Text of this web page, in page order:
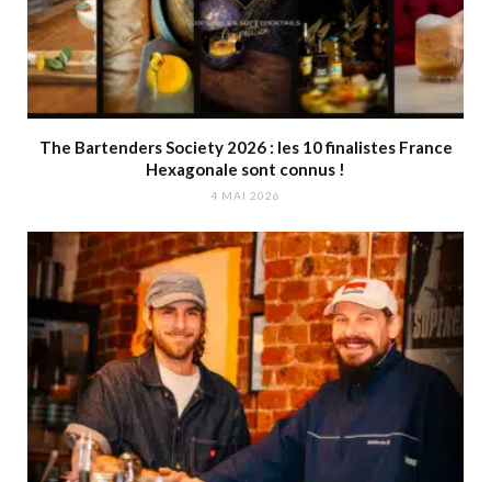
The Bartenders Society 2026 : les 10 finalistes France
Hexagonale sont connus !
4 MAI 2026